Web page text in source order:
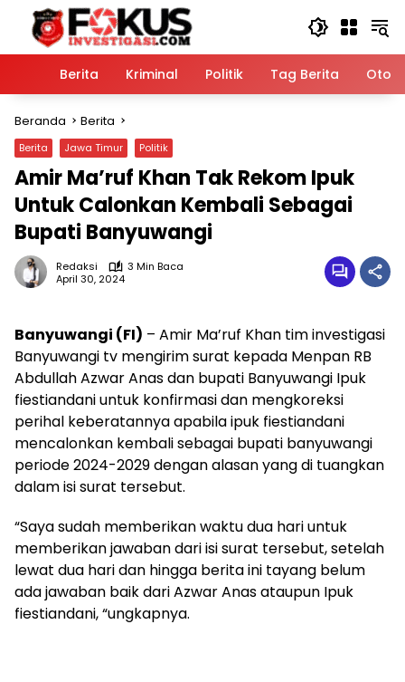
Langsung
konten
HomeBerita Kriminal Politik Tag Berita
Beranda Berita
Berita Jawa Timur Politik
Amir Ma’ruf Khan Tak Rekom Ipuk
Untuk Calonkan Kembali Sebagai
Bupati Banyuwangi
Redaksi
3 Min Baca
April 30, 2024
Banyuwangi (FI) – Amir Ma’ruf Khan tim investigasi
Banyuwangi tv mengirim surat kepada Menpan RB
Abdullah Azwar Anas dan bupati Banyuwangi Ipuk
fiestiandani untuk konfirmasi dan mengkoreksi
perihal keberatannya apabila ipuk fiestiandani
mencalonkan kembali sebagai bupati banyuwangi
periode 2024-2029 dengan alasan yang di tuangkan
dalam isi surat tersebut.
“Saya sudah memberikan waktu dua hari untuk
memberikan jawaban dari isi surat tersebut, setelah
lewat dua hari dan hingga berita ini tayang belum
ada jawaban baik dari Azwar Anas ataupun Ipuk
fiestiandani, “ungkapnya.